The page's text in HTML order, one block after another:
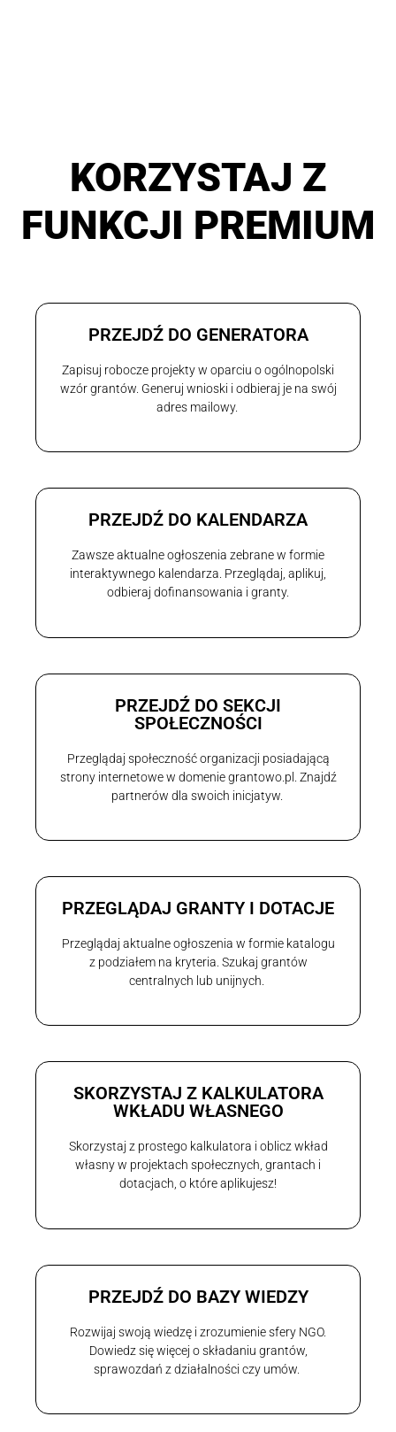
KORZYSTAJ Z
FUNKCJI PREMIUM
PRZEJDŹ DO GENERATORA
Zapisuj robocze projekty w oparciu o ogólnopolski
wzór grantów. Generuj wnioski i odbieraj je na swój
adres mailowy.
PRZEJDŹ DO KALENDARZA
Zawsze aktualne ogłoszenia zebrane w formie
interaktywnego kalendarza. Przeglądaj, aplikuj,
odbieraj dofinansowania i granty.
PRZEJDŹ DO SEKCJI
SPOŁECZNOŚCI
Przeglądaj społeczność organizacji posiadającą
strony internetowe w domenie grantowo.pl. Znajdź
partnerów dla swoich inicjatyw.
PRZEGLĄDAJ GRANTY I DOTACJE
Przeglądaj aktualne ogłoszenia w formie katalogu
z podziałem na kryteria. Szukaj grantów
centralnych lub unijnych.
SKORZYSTAJ Z KALKULATORA
WKŁADU WŁASNEGO
Skorzystaj z prostego kalkulatora i oblicz wkład
własny w projektach społecznych, grantach i
dotacjach, o które aplikujesz!
PRZEJDŹ DO BAZY WIEDZY
Rozwijaj swoją wiedzę i zrozumienie sfery NGO.
Dowiedz się więcej o składaniu grantów,
sprawozdań z działalności czy umów.